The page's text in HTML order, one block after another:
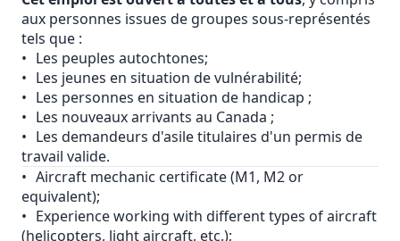
aux personnes issues de groupes sous­-représentés
tels que :
• Les peuples autochtones;
• Les jeunes en situation de vulnérabilité;
• Les personnes en situation de handicap ;
• Les nouveaux arrivants au Canada ;
• Les demandeurs d'asile titulaires d'un permis de
travail valide.
• Aircraft mechanic certificate (M1, M2 or
equivalent);
• Experience working with different types of aircraft
(helicopters, light aircraft, etc.);